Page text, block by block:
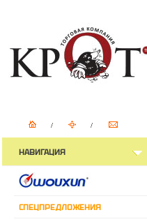
НАВИГАЦИЯ
СПЕЦПРЕДЛОЖЕНИЯ